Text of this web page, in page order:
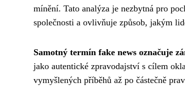
mínění. Tato analýza je nezbytná pro
společnosti a ovlivňuje způsob, jakým
Samotný termín fake news označuje
jako autentické zpravodajství s cílem
vymyšlených příběhů až po částečně